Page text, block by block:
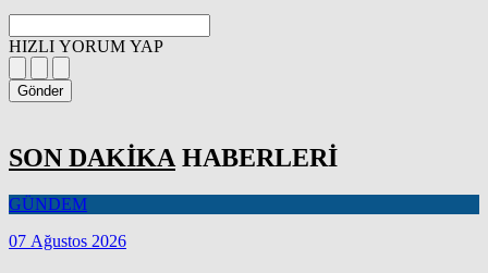
HIZLI YORUM YAP
Gönder
SON DAKİKAHABERLERİ
GÜNDEM
07 Ağustos 2026